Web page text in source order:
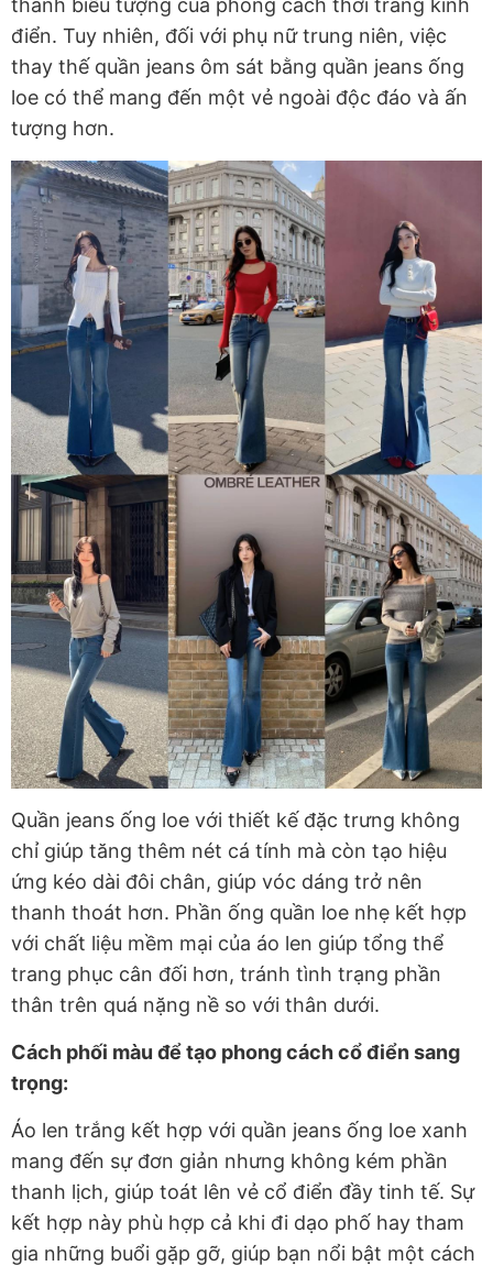
thành biểu tượng của phong cách thời trang kinh
điển. Tuy nhiên, đối với phụ nữ trung niên, việc
thay thế quần jeans ôm sát bằng quần jeans ống
loe có thể mang đến một vẻ ngoài độc đáo và ấn
tượng hơn.
Quần jeans ống loe với thiết kế đặc trưng không
chỉ giúp tăng thêm nét cá tính mà còn tạo hiệu
ứng kéo dài đôi chân, giúp vóc dáng trở nên
thanh thoát hơn. Phần ống quần loe nhẹ kết hợp
với chất liệu mềm mại của áo len giúp tổng thể
trang phục cân đối hơn, tránh tình trạng phần
thân trên quá nặng nề so với thân dưới.
Cách phối màu để tạo phong cách cổ điển sang
trọng:
Áo len trắng kết hợp với quần jeans ống loe xanh
mang đến sự đơn giản nhưng không kém phần
thanh lịch, giúp toát lên vẻ cổ điển đầy tinh tế. Sự
kết hợp này phù hợp cả khi đi dạo phố hay tham
gia những buổi gặp gỡ, giúp bạn nổi bật một cách